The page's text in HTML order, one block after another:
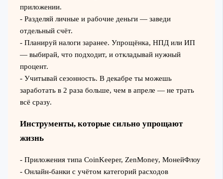
приложении.
- Разделяй личные и рабочие деньги — заведи
отдельный счёт.
- Планируй налоги заранее. Упрощёнка, НПД или ИП
— выбирай, что подходит, и откладывай нужный
процент.
- Учитывай сезонность. В декабре ты можешь
заработать в 2 раза больше, чем в апреле — не трать
всё сразу.
Инструменты, которые сильно упрощают
жизнь
- Приложения типа CoinKeeper, ZenMoney, МонейФлоу
- Онлайн-банки с учётом категорий расходов